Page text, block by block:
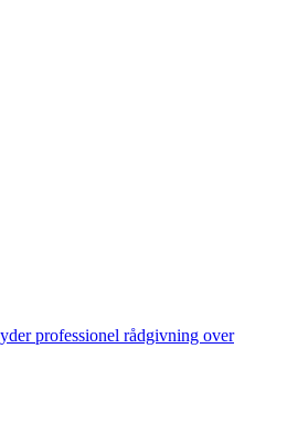
professionel rådgivning over